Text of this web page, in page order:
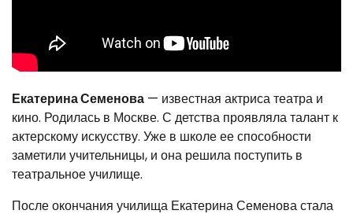
Екатерина Семенова — известная актриса театра и
кино. Родилась в Москве. С детства проявляла талант к
актерскому искусству. Уже в школе ее способности
заметили учительницы, и она решила поступить в
театральное училище.
После окончания училища Екатерина Семенова стала